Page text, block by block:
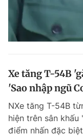
Xe tăng T-54B
'Sao nhập ngũ
NXe tăng T-54B
hiện trên sân
điểm nhấn đặc